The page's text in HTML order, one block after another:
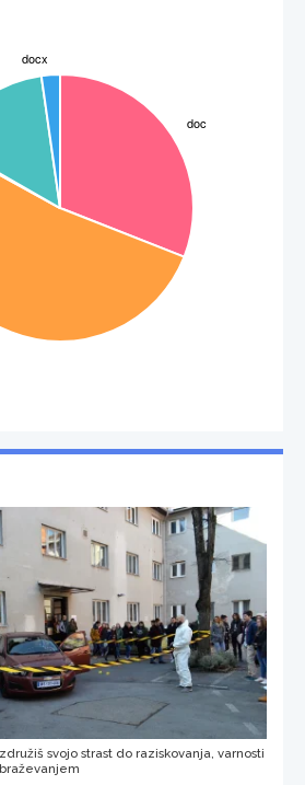
so nastali z vegetativnim razmnoževanjem in imajo enak genotip.
svojo strast do raziskovanja, varnosti